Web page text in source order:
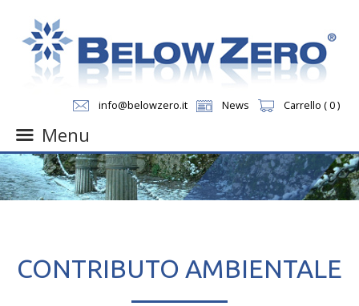
info@belowzero.it News Carrello ( 0 )
Menu
Skip
to
content
CONTRIBUTO AMBIENTALE